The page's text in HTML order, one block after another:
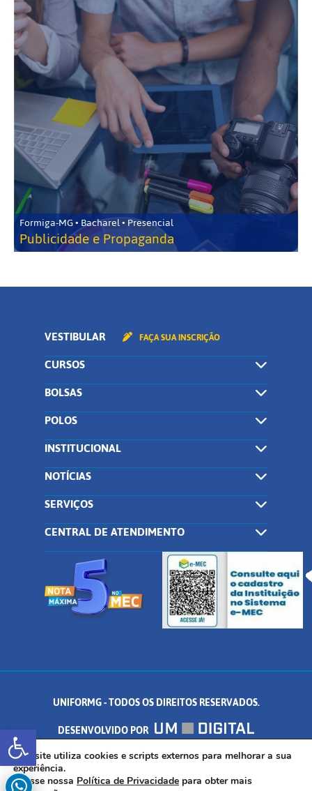
Abrir a barra de ferramentas
Formiga-MG • Bacharel • Presencial
Publicidade e Propaganda
VESTIBULAR FAÇA SUA INSCRIÇÃO
CURSOS
BOLSAS
POLOS
INSTITUCIONAL
NOTÍCIAS
SERVIÇOS
CENTRAL DE ATENDIMENTO
UNIFORMG - TODOS OS DIREITOS RESERVADOS.
DESENVOLVIDO POR
AV. DR. ARNALDO DE SENNA, 328 - PALMEIRAS, FORMIGA/MG - CEP:
35.574.530
Este site utiliza cookies e scripts externos para melhorar a sua
experiência.
Acesse nossa Política de Privacidade para obter mais